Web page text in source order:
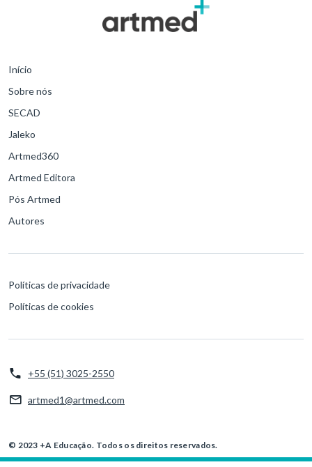
Início
Sobre nós
SECAD
Jaleko
Artmed360
Artmed Editora
Pós Artmed
Autores
Políticas de privacidade
Políticas de cookies
+55 (51) 3025-2550
artmed1@artmed.com
© 2023 +A Educação. Todos os direitos reservados.